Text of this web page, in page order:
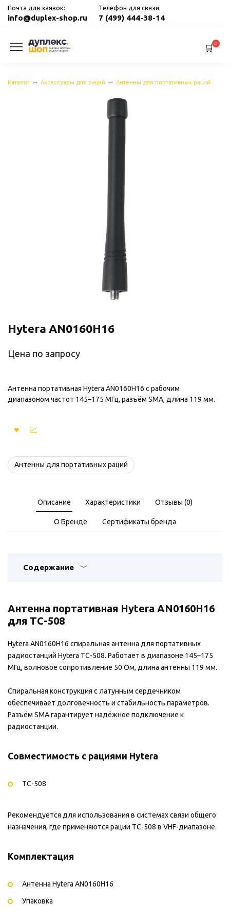
Перейти
Почта для заявок:
info@duplex-shop.ru
Телефон для связи:
7 (499) 444-38-14
0
Каталог Аксессуары для раций Антенны для портативных раций
Hytera AN0160H16
Цена по запросу
Антенна портативная Hytera AN0160H16 с рабочим
диапазоном частот 145–175 МГц, разъём SMA, длина 119 мм.
Антенны для портативных раций
Описание Характеристики Отзывы (0)
О Бренде Сертификаты бренда
Содержание
Антенна портативная Hytera AN0160H16
для TC-508
Hytera AN0160H16 спиральная антенна для портативных
радиостанций Hytera TC-508. Работает в диапазоне 145–175
МГц, волновое сопротивление 50 Ом, длина антенны 119 мм.
Спиральная конструкция с латунным сердечником
обеспечивает долговечность и стабильность параметров.
Разъём SMA гарантирует надёжное подключение к
радиостанции.
Совместимость с рациями Hytera
TC-508
Рекомендуется для использования в системах связи общего
назначения, где применяются рации TC-508 в VHF-диапазоне.
Комплектация
Антенна Hytera AN0160H16
Упаковка